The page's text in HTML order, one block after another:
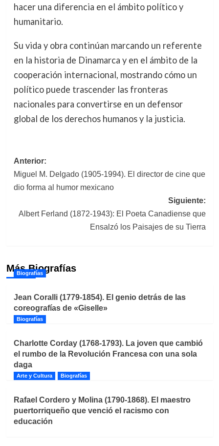
hacer una diferencia en el ámbito político y
humanitario.
Su vida y obra continúan marcando un referente
en la historia de Dinamarca y en el ámbito de la
cooperación internacional, mostrando cómo un
político puede trascender las fronteras
nacionales para convertirse en un defensor
global de los derechos humanos y la justicia.
Navegación
de
Anterior:
Miguel M. Delgado (1905-1994). El director de cine que
dio forma al humor mexicano
Siguiente:
Albert Ferland (1872-1943): El Poeta Canadiense que
Ensalzó los Paisajes de su Tierra
Más Biografías
Biografías
Jean Coralli (1779-1854). El genio detrás de las
coreografías de «Giselle»
Biografías
Charlotte Corday (1768-1793). La joven que cambió
el rumbo de la Revolución Francesa con una sola
daga
Arte y Cultura Biografías
Rafael Cordero y Molina (1790-1868). El maestro
puertorriqueño que venció el racismo con
educación